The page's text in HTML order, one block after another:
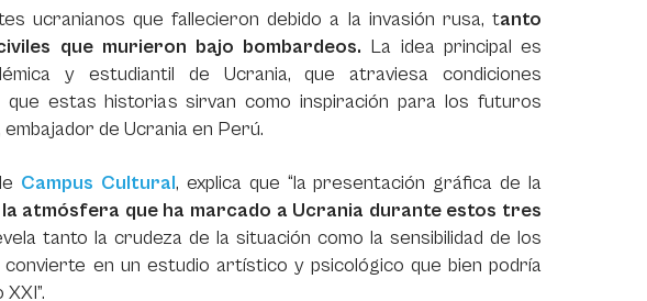
ucranianos que fallecieron debido a la invasión rusa, tanto
que murieron bajo bombardeos. La idea principal es
y estudiantil de Ucrania, que atraviesa condiciones
que estas historias sirvan como inspiración para los futuros
de Ucrania en Perú.
Campus Cultural, explica que “la presentación gráfica de la
atmósfera que ha marcado a Ucrania durante estos tres
tanto la crudeza de la situación como la sensibilidad de los
en un estudio artístico y psicológico que bien podría